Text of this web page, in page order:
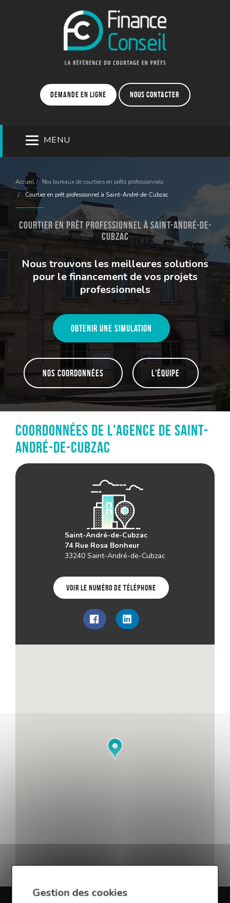
Demande en ligne Nous contacter
MENU
Accueil
Nos bureaux de courtiers en prêts professionnels
Courtier en prêt professionnel à Saint-André-de-Cubzac
Courtier en prêt professionnel à Saint-André-de-
Cubzac
Nous trouvons les meilleures solutions
pour le financement de vos projets
professionnels
Obtenir une simulation
Nos coordonnées L'équipe
Coordonnées de l'agence de Saint-
André-de-Cubzac
Saint-André-de-Cubzac
74 Rue Rosa Bonheur
33240 Saint-André-de-Cubzac
Voir le numéro de téléphone
Gestion des cookies